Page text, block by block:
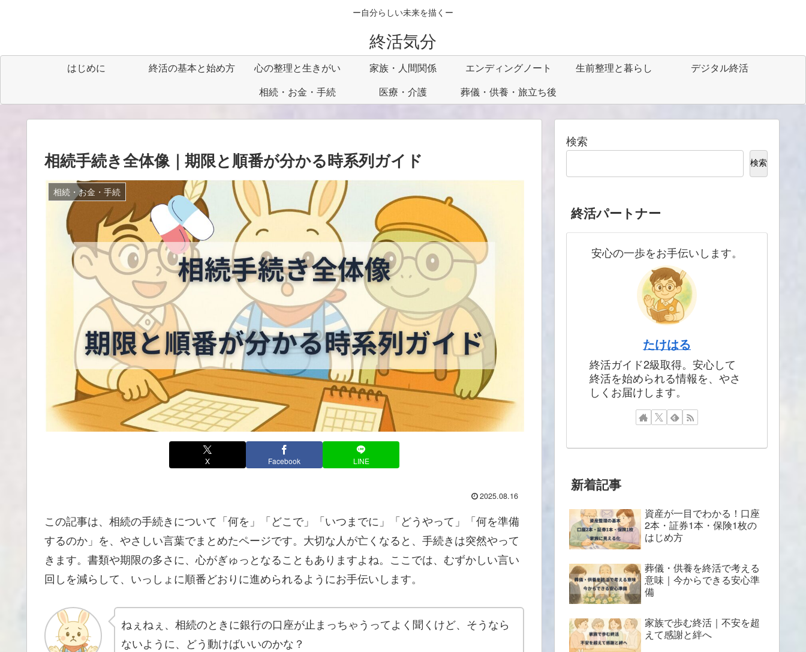
ー自分らしい未来を描くー
終活気分
はじめに 終活の基本と始め方 心の整理と生きがい 家族・人間関係 エンディングノート 生前整理と暮らし
デジタル終活
相続・お金・手続
医療・介護 葬儀・供養・旅立ち後
相続手続き全体像｜期限と順番が分かる時系列ガイド
相続・お金・手続
X Facebook LINE
2025.08.16
この記事は、相続の手続きについて「何を」「どこで」「いつまでに」「どうやって」「何を準備
するのか」を、やさしい言葉でまとめたページです。大切な人が亡くなると、手続きは突然やって
きます。書類や期限の多さに、心がぎゅっとなることもありますよね。ここでは、むずかしい言い
回しを減らして、いっしょに順番どおりに進められるようにお手伝いします。
ねぇねぇ、相続のときに銀行の口座が止まっちゃうってよく聞くけど、そうなら
ないように、どう動けばいいのかな？
検索
検索
終活パートナー
安心の一歩をお手伝いします。
たけはる
終活ガイド2級取得。安心して
終活を始められる情報を、やさ
しくお届けします。
新着記事
資産が一目でわかる！口座
2本・証券1本・保険1枚の
はじめ方
葬儀・供養を終活で考える
意味｜今からできる安心準
備
家族で歩む終活｜不安を超
えて感謝と絆へ